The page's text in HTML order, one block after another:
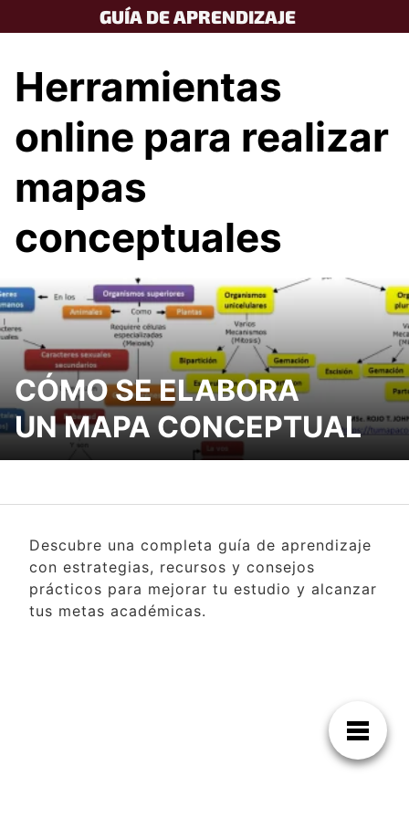
to
GUÍA DE APRENDIZAJE
Herramientas
online para realizar
mapas
conceptuales
CÓMO SE ELABORA
UN MAPA CONCEPTUAL
Descubre una completa guía de aprendizaje
con estrategias, recursos y consejos
prácticos para mejorar tu estudio y alcanzar
tus metas académicas.